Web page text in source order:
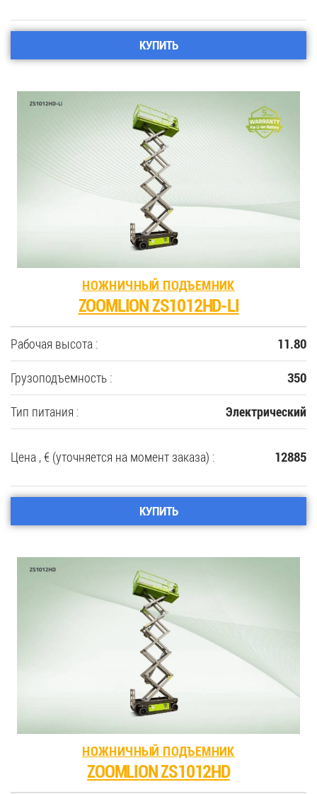
КУПИТЬ
НОЖНИЧНЫЙ ПОДЪЕМНИК
ZOOMLION ZS1012HD-LI
Рабочая высота : 11.80
Грузоподъемность : 350
Тип питания : Электрический
Цена , € (уточняется на момент заказа) : 12885
КУПИТЬ
НОЖНИЧНЫЙ ПОДЪЕМНИК
ZOOMLION ZS1012HD